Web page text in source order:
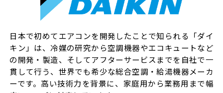
日本で初めてエアコンを開発したことで知られる「ダイ
キン」は、冷媒の研究から空調機器やエコキュートなど
の開発・製造、そしてアフターサービスまでを自社で一
貫して行う、世界でも希少な総合空調・給湯機器メーカ
ーです。高い技術力を背景に、家庭用から業務用まで幅